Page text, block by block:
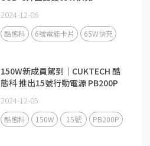
2024-12-06
酷態科 6號電能卡片 65W快充
150W新成員駕到｜CUKTECH 酷
態科 推出15號行動電源 PB200P
2024-12-05
酷態科 150W 15號 PB200P